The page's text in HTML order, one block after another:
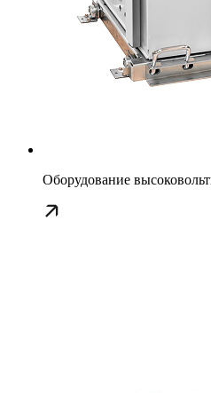
Оборудование